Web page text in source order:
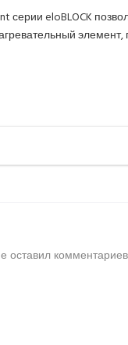
eloBLOCK
оставил